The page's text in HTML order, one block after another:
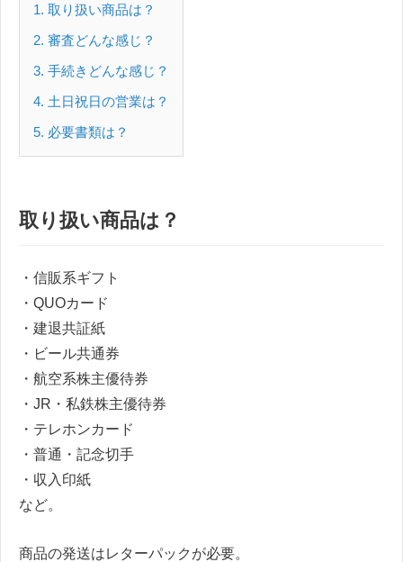
1 取り扱い商品は？
2 審査どんな感じ？
3 手続きどんな感じ？
4 土日祝日の営業は？
5 必要書類は？
取り扱い商品は？
・信販系ギフト
・QUOカード
・建退共証紙
・ビール共通券
・航空系株主優待券
・JR・私鉄株主優待券
・テレホンカード
・普通・記念切手
・収入印紙
など。
商品の発送はレターパックが必要。